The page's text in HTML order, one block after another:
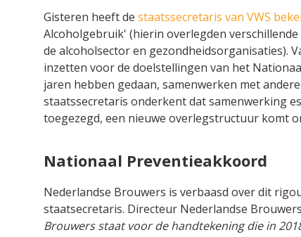
Gisteren heeft de staatssecretaris van VWS
Alcoholgebruik' (hierin overlegden
de alcoholsector en gezondheidsorganisaties).
inzetten voor de doelstellingen van het
jaren hebben gedaan, samenwerken met
staatssecretaris onderkent dat samenwerking
toegezegd, een nieuwe overlegstructuur komt
Nationaal Preventieakkoord
Nederlandse Brouwers is verbaasd over dit
staatsecretaris. Directeur Nederlandse
Brouwers staat voor de handtekening die in